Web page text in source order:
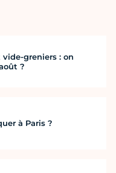
greniers : on
?
à Paris ?